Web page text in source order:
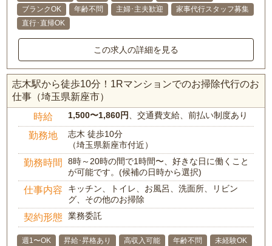
ブランクOK 年齢不問 主婦･主夫歓迎
家事代行スタッフ募集
直行･直帰OK
この求人の詳細を見る
志木駅から徒歩10分！1Rマンションでのお掃除代行のお
仕事（埼玉県新座市）
時給 1,500〜1,860円、交通費支給、前払い制度あり
勤務地
志木 徒歩10分
（埼玉県新座市付近）
勤務時間
8時～20時の間で1時間〜、好きな日に働くこと
が可能です。(候補の日時から選択)
仕事内容
キッチン、トイレ、お風呂、洗面所、リビン
グ、その他のお掃除
契約形態 業務委託
週1〜OK 昇給･昇格あり 高収入可能 年齢不問
未経験OK